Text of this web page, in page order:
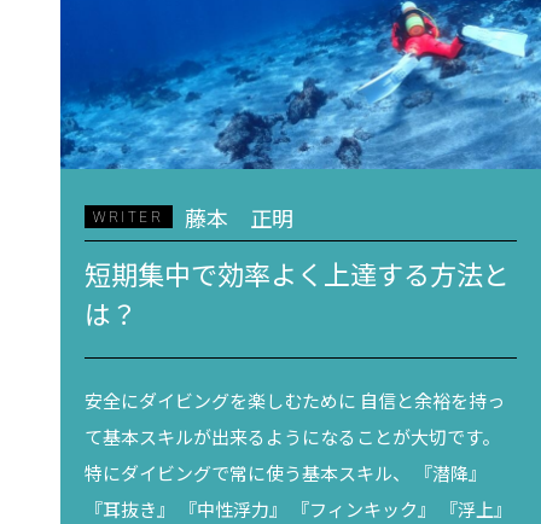
WRITER 藤本 正明
短期集中で効率よく上達する方法と
は？
安全にダイビングを楽しむために 自信と余裕を持っ
て基本スキルが出来るようになることが大切です。
特にダイビングで常に使う基本スキル、 『潜降』
『耳抜き』 『中性浮力』 『フィンキック』 『浮上』